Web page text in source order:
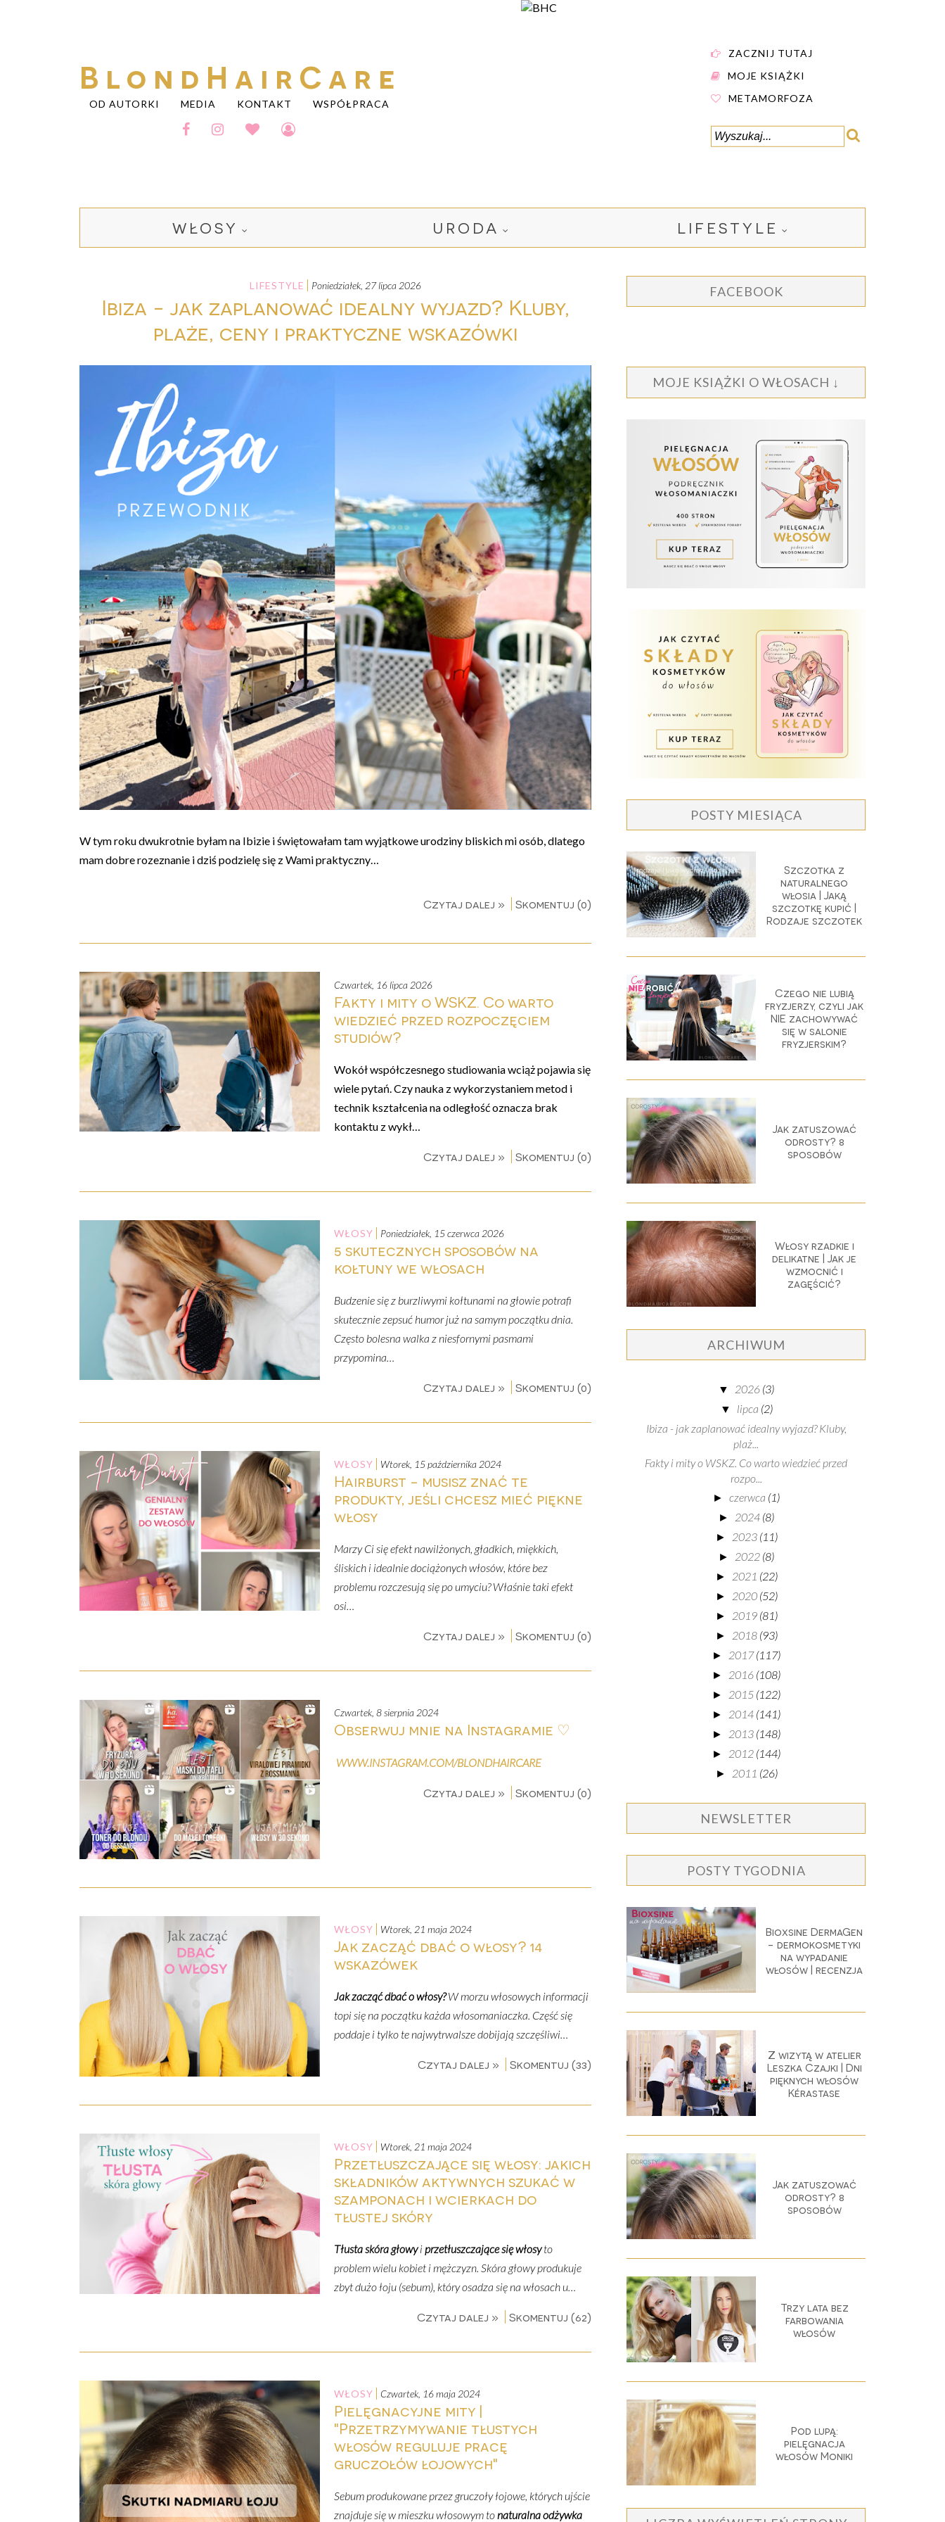
BlondHairCare
OD AUTORKI MEDIA KONTAKT WSPÓŁPRACA
ZACZNIJ TUTAJ
MOJE KSIĄŻKI
METAMORFOZA
WŁOSY URODA LIFESTYLE
LIFESTYLE poniedziałek, 27 lipca 2026
Ibiza - jak zaplanować idealny wyjazd? Kluby,
plaże, ceny i praktyczne wskazówki
W tym roku dwukrotnie byłam na Ibizie i świętowałam tam wyjątkowe urodziny bliskich mi osób, dlatego
mam dobre rozeznanie i dziś podzielę się z Wami praktyczny…
Czytaj dalej » Skomentuj (0)
czwartek, 16 lipca 2026
Fakty i mity o WSKZ. Co warto
wiedzieć przed rozpoczęciem
studiów?
Wokół współczesnego studiowania wciąż pojawia się
wiele pytań. Czy nauka z wykorzystaniem metod i
technik kształcenia na odległość oznacza brak
kontaktu z wykł…
Czytaj dalej » Skomentuj (0)
WŁOSY poniedziałek, 15 czerwca 2026
5 skutecznych sposobów na
kołtuny we włosach
Budzenie się z burzliwymi kołtunami na głowie potrafi
skutecznie zepsuć humor już na samym początku dnia.
Często bolesna walka z niesfornymi pasmami
przypomina…
Czytaj dalej » Skomentuj (0)
WŁOSY wtorek, 15 października 2024
Hairburst - musisz znać te
produkty, jeśli chcesz mieć piękne
włosy
Marzy Ci się efekt nawilżonych, gładkich, miękkich,
śliskich i idealnie dociążonych włosów, które bez
problemu rozczesują się po umyciu? Właśnie taki efekt
osi…
Czytaj dalej » Skomentuj (0)
czwartek, 8 sierpnia 2024
Obserwuj mnie na Instagramie ♡
WWW.INSTAGRAM.COM/BLONDHAIRCARE
Czytaj dalej » Skomentuj (0)
WŁOSY wtorek, 21 maja 2024
Jak zacząć dbać o włosy? 14
wskazówek
Jak zacząć dbać o włosy?W morzu włosowych informacji
topi się na początku każda włosomaniaczka. Część się
poddaje i tylko te najwytrwalsze dobijają szczęśliwi…
Czytaj dalej » Skomentuj (33)
WŁOSY wtorek, 21 maja 2024
Przetłuszczające się włosy: jakich
składników aktywnych szukać w
szamponach i wcierkach do
tłustej skóry
Tłusta skóra głowyiprzetłuszczające się włosyto
problem wielu kobiet i mężczyzn. Skóra głowy produkuje
zbyt dużo łoju (sebum), który osadza się na włosach u…
Czytaj dalej » Skomentuj (62)
WŁOSY czwartek, 16 maja 2024
Pielęgnacyjne mity |
"Przetrzymywanie tłustych
włosów reguluje pracę
gruczołów łojowych"
Sebum produkowane przez gruczoły łojowe, których ujście
znajduje się w mieszku włosowym tonaturalnaodżywka
FACEBOOK
MOJE KSIĄŻKI O WŁOSACH ↓
POSTY MIESIĄCA
Szczotka z
naturalnego
włosia | Jaką
szczotkę kupić |
Rodzaje szczotek
Czego nie lubią
fryzjerzy, czyli jak
NIE zachowywać
się w salonie
fryzjerskim?
Jak zatuszować
odrosty? 8
sposobów
Włosy rzadkie i
delikatne | Jak je
wzmocnić i
zagęścić?
ARCHIWUM
▼ 2026 (3)
▼ lipca (2)
Ibiza - jak zaplanować idealny wyjazd? Kluby,
plaż...
Fakty i mity o WSKZ. Co warto wiedzieć przed
rozpo...
► czerwca (1)
► 2024 (8)
► 2023 (11)
► 2022 (8)
► 2021 (22)
► 2020 (52)
► 2019 (81)
► 2018 (93)
► 2017(117)
► 2016 (108)
► 2015 (122)
► 2014 (141)
► 2013 (148)
► 2012 (144)
► 2011 (26)
NEWSLETTER
POSTY TYGODNIA
Bioxsine DermaGen
- dermokosmetyki
na wypadanie
włosów | recenzja
Z wizytą w atelier
Leszka Czajki | Dni
pięknych włosów
Kérastase
Jak zatuszować
odrosty? 8
sposobów
Trzy lata bez
farbowania
włosów
Pod lupą:
pielęgnacja
włosów Moniki